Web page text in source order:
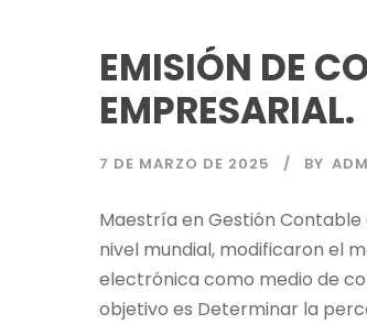
EMISIÓN DE
EMPRESARIAL.
7 DE MARZO DE 2025 BY
Maestría en Gestión Contable
nivel mundial, modificaron el
electrónica como medio de
objetivo es Determinar la